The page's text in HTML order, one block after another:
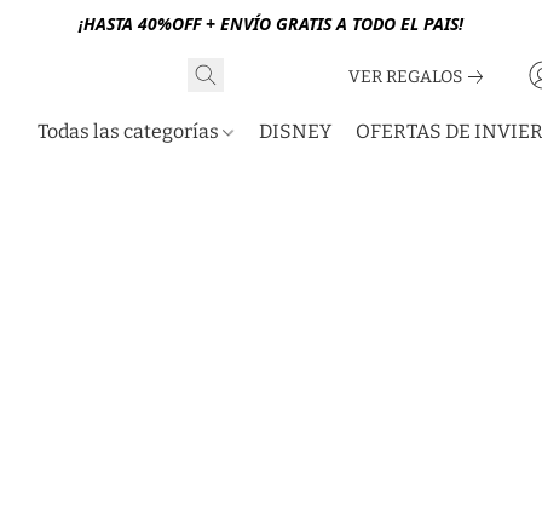
¡HASTA 40%OFF + ENVÍO GRATIS A TODO EL PAIS!
VER REGALOS
Todas las categorías DISNEY OFERTAS DE